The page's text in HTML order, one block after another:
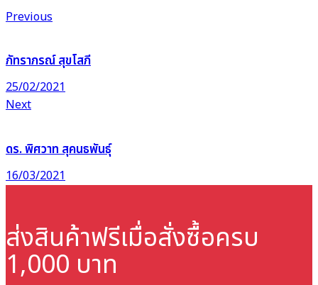
Previous
ภัทราภรณ์ สุขโสภี
25/02/2021
Next
ดร. พิศวาท สุคนธพันธุ์
16/03/2021
ส่งสินค้าฟรีเมื่อสั่งซื้อครบ
1,000 บาท